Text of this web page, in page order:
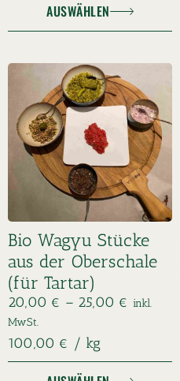
AUSWÄHLEN
Bio Wagyu Stücke
aus der Oberschale
(für Tartar)
20,00 € – 25,00 € inkl.
MwSt.
100,00 € / kg